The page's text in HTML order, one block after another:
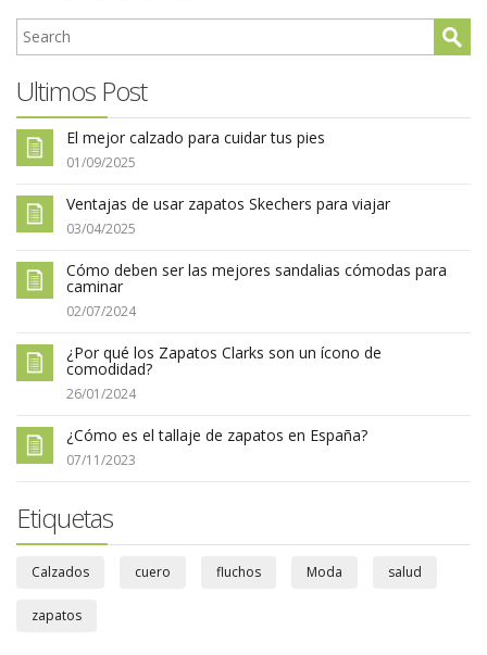
Ultimos Post
El mejor calzado para cuidar tus pies
01/09/2025
Ventajas de usar zapatos Skechers para viajar
03/04/2025
Cómo deben ser las mejores sandalias cómodas para
caminar
02/07/2024
¿Por qué los Zapatos Clarks son un ícono de
comodidad?
26/01/2024
¿Cómo es el tallaje de zapatos en España?
07/11/2023
Etiquetas
Calzados cuero fluchos Moda salud
zapatos